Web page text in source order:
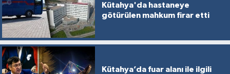
Kütahya'da hastaneye
götürülen mahkum firar etti
Kütahya’da fuar alanı ile ilgili